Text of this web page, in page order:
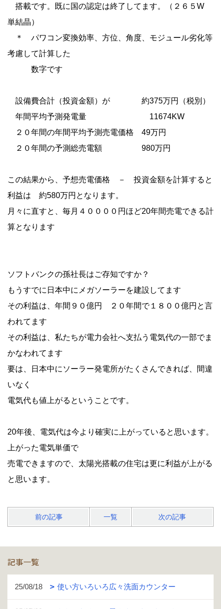
搭載です。既に国の認定は終了してます。（２６５W
単結晶）
＊ パワコン変換効率、方位、角度、モジュール劣化等
考慮して計算した
数字です
設備費合計（投資金額）が 約375万円（税別）
年間平均予測発電量 11674KW
２０年間の年間平均予測売電価格 49万円
２０年間の予測総売電額 980万円
この結果から、予想売電価格 － 投資金額を計算すると
利益は 約580万円となります。
月々に直すと、毎月４００００円ほど20年間売電できる計
算となります
ソフトバンクの孫社長はご存知ですか？
もうすでに日本中にメガソーラーを建設してます
その利益は、年間９０億円 ２０年間で１８００億円と言
われてます
その利益は、私たちが電力会社へ支払う電気代の一部でま
かなわれてます
要は、日本中にソーラー発電所がたくさんできれば、間違
いなく
電気代も値上がるということです。
20年後、電気代は今より確実に上がっていると思います。
上がった電気単価で
売電できますので、太陽光搭載の住宅は更に利益が上がる
と思います。
前の記事 一覧 次の記事
記事一覧
25/08/18 使い方いろいろ広々洗面カウンター